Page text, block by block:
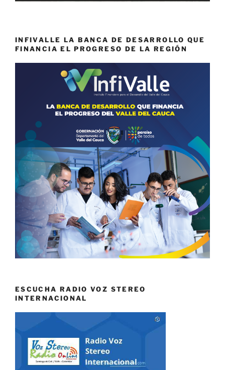
INFIVALLE LA BANCA DE DESARROLLO QUE
FINANCIA EL PROGRESO DE LA REGIÓN
ESCUCHA RADIO VOZ STEREO
INTERNACIONAL